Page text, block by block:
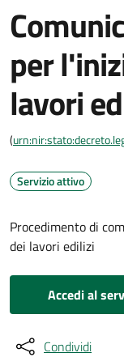
per
lavori
(
Servizio attivo
Procedimento di
dei lavori edilizi
Accedi al
Condividi